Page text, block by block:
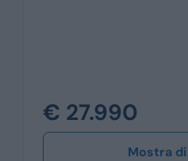
€ 27.990
Mostra